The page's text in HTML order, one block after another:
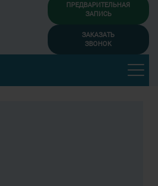
ПРЕДВАРИТЕЛЬНАЯ
ЗАПИСЬ
ЗАКАЗАТЬ
ЗВОНОК